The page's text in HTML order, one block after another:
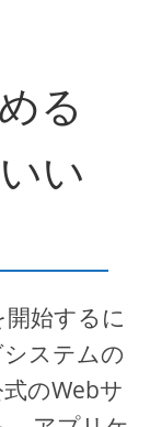
る
い
始するに
ステムの
のWebサ